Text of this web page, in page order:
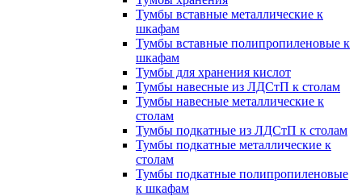
Тумбы вставные металлические к
шкафам
Тумбы вставные полипропиленовые к
шкафам
Тумбы для хранения кислот
Тумбы навесные из ЛДСтП к столам
Тумбы навесные металлические к
столам
Тумбы подкатные из ЛДСтП к столам
Тумбы подкатные металлические к
столам
Тумбы подкатные полипропиленовые
к шкафам